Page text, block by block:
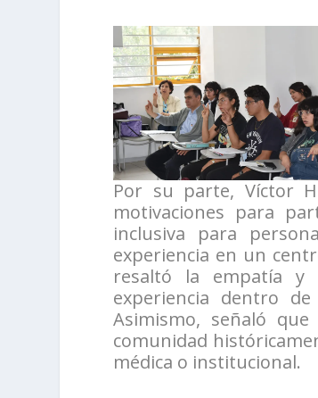
Por su parte, Víctor
motivaciones para
inclusiva para
experiencia en un
resaltó la empatía y
experiencia dentro
Asimismo, señaló
comunidad
médica o institucional.